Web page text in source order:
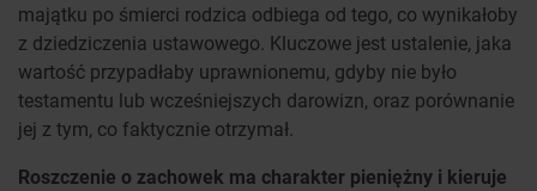
majątku po śmierci rodzica odbiega od tego, co wynikałoby
z dziedziczenia ustawowego. Kluczowe jest ustalenie, jaka
wartość przypadłaby uprawnionemu, gdyby nie było
testamentu lub wcześniejszych darowizn, oraz porównanie
jej z tym, co faktycznie otrzymał.
Roszczenie o zachowek ma charakter pieniężny i kieruje